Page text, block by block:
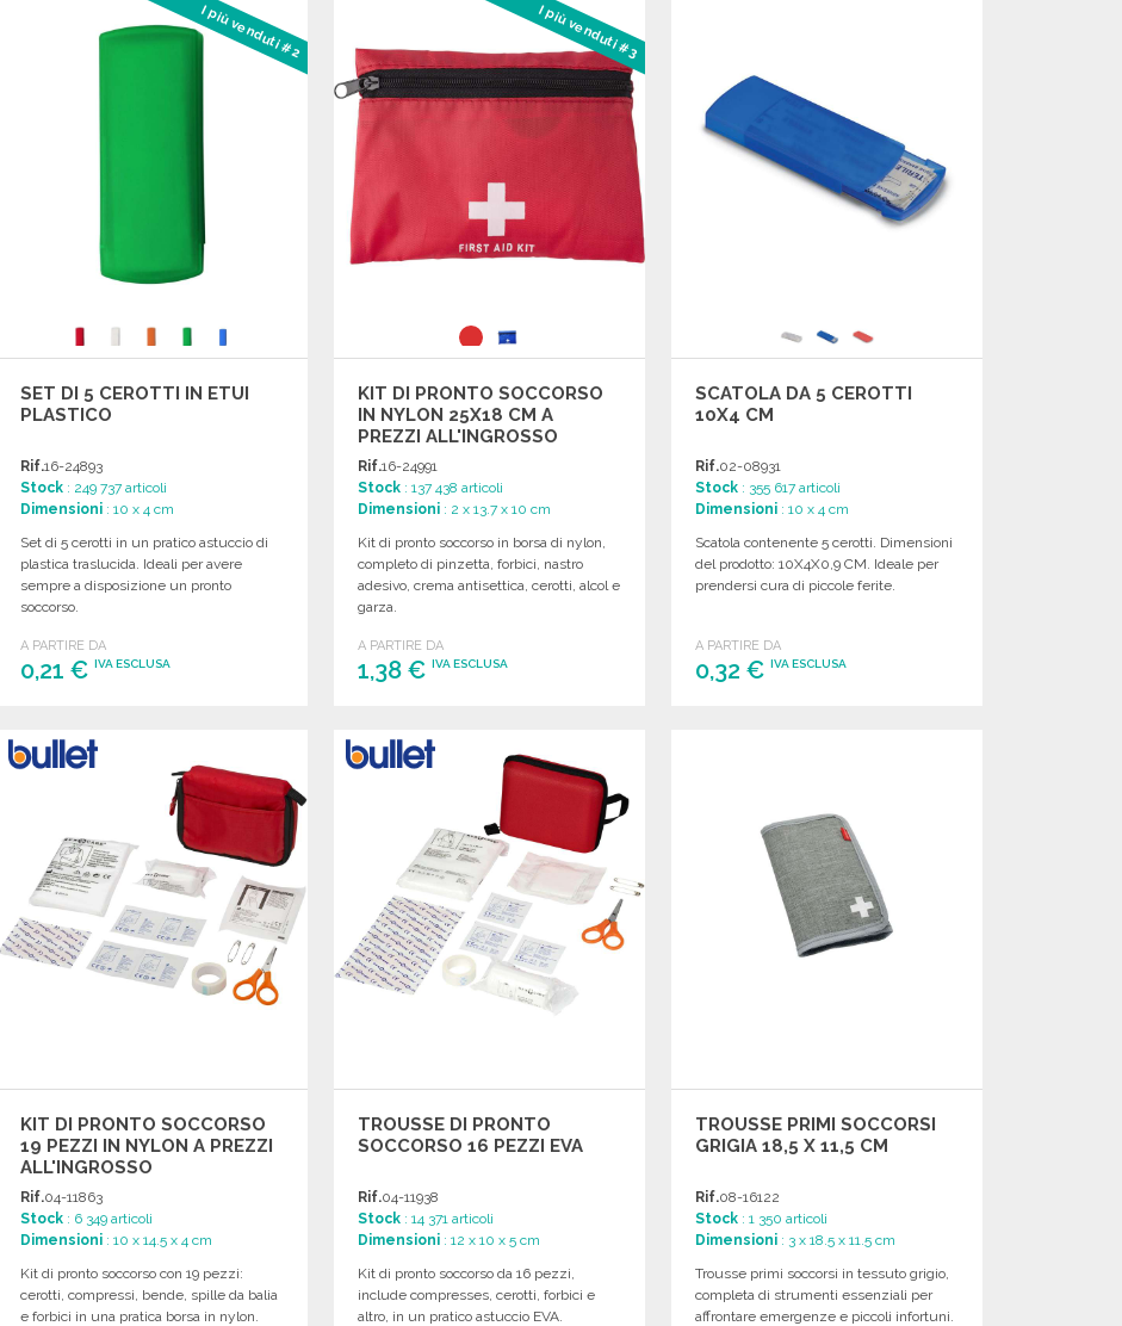
I più venduti #2
SET DI 5 CEROTTI IN ETUI
PLASTICO
Rif.16-24893
Stock : 249 737 articoli
Dimensioni : 10 x 4 cm
Set di 5 cerotti in un pratico astuccio di
plastica traslucida. Ideali per avere
sempre a disposizione un pronto
soccorso.
A PARTIRE DA
0,21 €IVA ESCLUSA
Richiedi un preventivo
I più venduti #3
KIT DI PRONTO SOCCORSO
IN NYLON 25X18 CM A
PREZZI ALL'INGROSSO
Rif.16-24991
Stock : 137 438 articoli
Dimensioni : 2 x 13.7 x 10 cm
Kit di pronto soccorso in borsa di nylon,
completo di pinzetta, forbici, nastro
adesivo, crema antisettica, cerotti, alcol e
garza.
A PARTIRE DA
1,38 €IVA ESCLUSA
Richiedi un preventivo
SCATOLA DA 5 CEROTTI
10X4 CM
Rif.02-08931
Stock : 355 617 articoli
Dimensioni : 10 x 4 cm
Scatola contenente 5 cerotti. Dimensioni
del prodotto: 10X4X0,9 CM. Ideale per
prendersi cura di piccole ferite.
A PARTIRE DA
0,32 €IVA ESCLUSA
KIT DI PRONTO SOCCORSO
19 PEZZI IN NYLON A PREZZI
ALL'INGROSSO
Rif.04-11863
Stock : 6 349 articoli
Dimensioni : 10 x 14.5 x 4 cm
Kit di pronto soccorso con 19 pezzi:
cerotti, compressi, bende, spille da balia
e forbici in una pratica borsa in nylon.
TROUSSE DI PRONTO
SOCCORSO 16 PEZZI EVA
Rif.04-11938
Stock : 14 371 articoli
Dimensioni : 12 x 10 x 5 cm
Kit di pronto soccorso da 16 pezzi,
include compresses, cerotti, forbici e
altro, in un pratico astuccio EVA.
TROUSSE PRIMI SOCCORSI
GRIGIA 18,5 X 11,5 CM
Rif.08-16122
Stock : 1 350 articoli
Dimensioni : 3 x 18.5 x 11.5 cm
Trousse primi soccorsi in tessuto grigio,
completa di strumenti essenziali per
affrontare emergenze e piccoli infortuni.